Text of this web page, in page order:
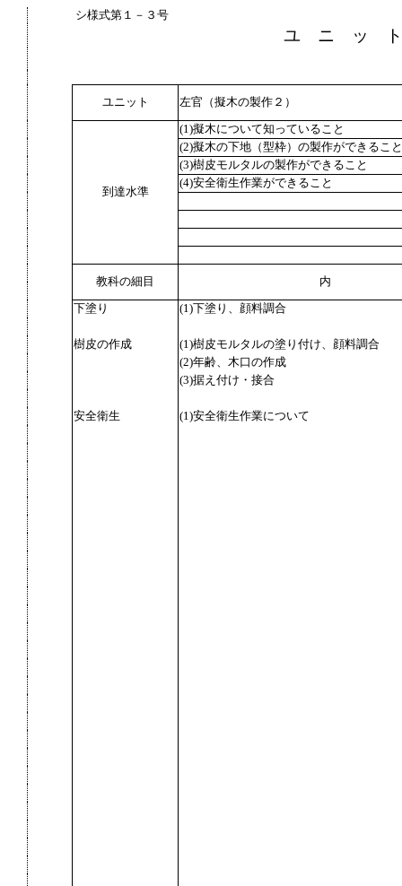
シ様式第１－３号
ユ ニ ッ
ユニット 左官（擬木の製作２）
到達水準
(1)擬木について知っていること
(2)擬木の下地（型枠）の製作ができること
(3)樹皮モルタルの製作ができること
(4)安全衛生作業ができること
教科の細目 内
下塗り (1)下塗り、顔料調合
樹皮の作成
(1)樹皮モルタルの塗り付け、顔料調合
(2)年齢、木口の作成
(3)据え付け・接合
安全衛生 (1)安全衛生作業について